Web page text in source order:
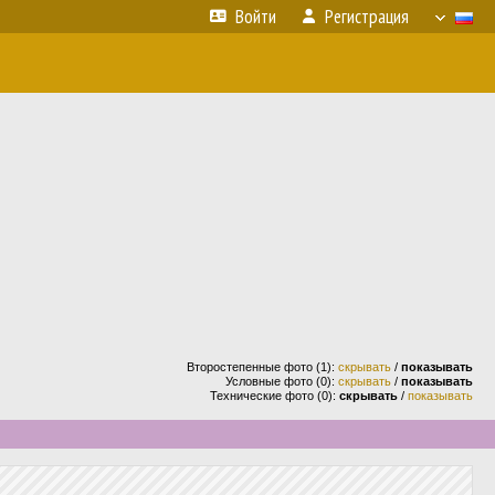
Войти Регистрация
Второстепенные фото (1): скрывать / показывать
Условные фото (0): скрывать / показывать
Технические фото (0): скрывать / показывать